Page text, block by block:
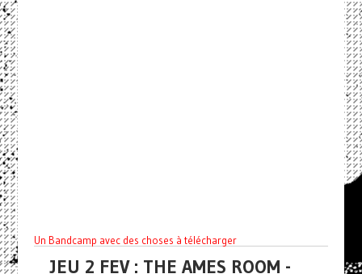
Un Bandcamp avec des choses à télécharger
JEU 2 FEV : THE AMES ROOM -